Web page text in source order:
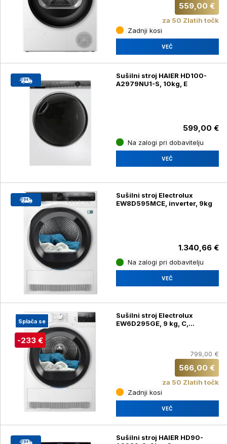
559,00 €
za 50 Zlatih točk
Zadnji kosi
VEČ
Sušilni stroj HAIER HD100-
A2979NU1-S, 10kg, E
599,00 €
Na zalogi pri dobavitelju
VEČ
Sušilni stroj Electrolux
EW8D595MCE, inverter, 9kg
1.340,66 €
Na zalogi pri dobavitelju
VEČ
Splača se
-233 €
Sušilni stroj Electrolux
EW6D295GE, 9 kg, C,
799,00 €
566,00 €
za 50 Zlatih točk
Zadnji kosi
VEČ
Sušilni stroj HAIER HD90-